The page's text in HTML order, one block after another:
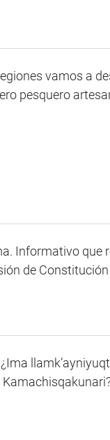
vamos a
pesquero
Informativo que
de
¿Ima